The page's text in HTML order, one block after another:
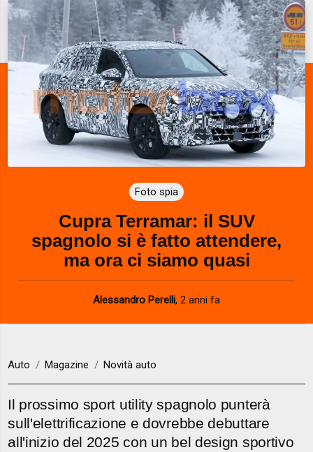
Foto spia
Cupra Terramar: il SUV
spagnolo si è fatto attendere,
ma ora ci siamo quasi
Alessandro Perelli, 2 anni fa
Auto Magazine Novità auto
Il prossimo sport utility spagnolo punterà
sull'elettrificazione e dovrebbe debuttare
all'inizio del 2025 con un bel design sportivo